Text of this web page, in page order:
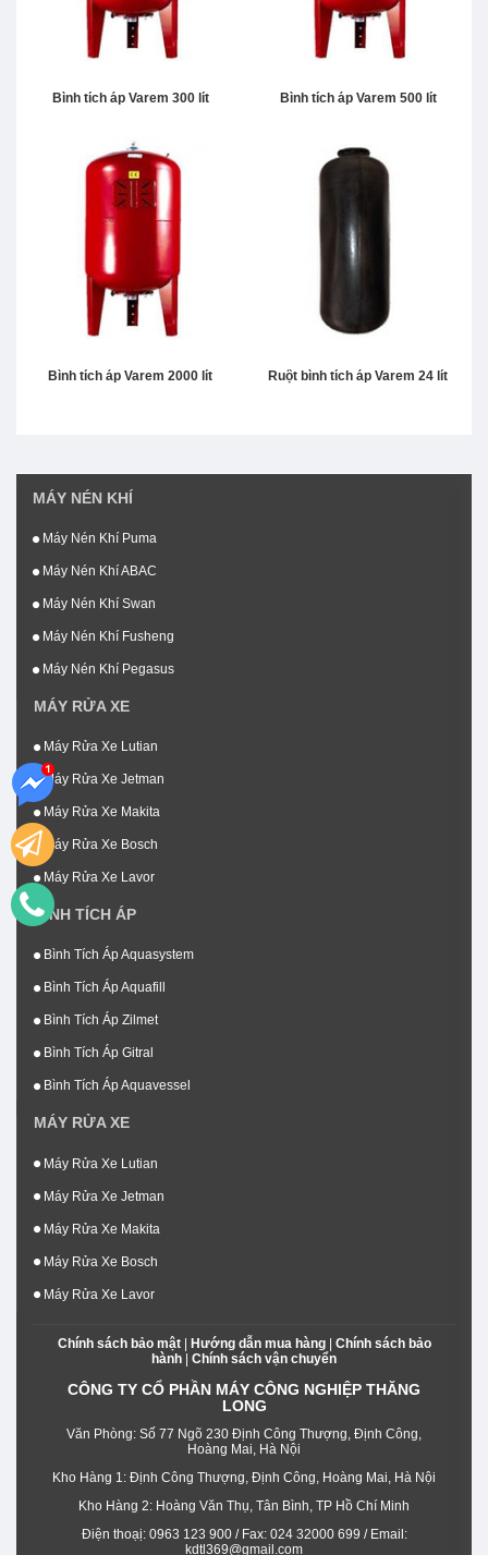
Bình tích áp Varem 300 lít Bình tích áp Varem 500 lít
Bình tích áp Varem 2000 lít Ruột bình tích áp Varem 24 lít
MÁY NÉN KHÍ
Máy Nén Khí Puma
Máy Nén Khí ABAC
Máy Nén Khí Swan
Máy Nén Khí Fusheng
Máy Nén Khí Pegasus
MÁY RỬA XE
Máy Rửa Xe Lutian
Máy Rửa Xe Jetman
Máy Rửa Xe Makita
Máy Rửa Xe Bosch
Máy Rửa Xe Lavor
BÌNH TÍCH ÁP
Bình Tích Áp Aquasystem
Bình Tích Áp Aquafill
Bình Tích Áp Zilmet
Bình Tích Áp Gitral
Bình Tích Áp Aquavessel
MÁY RỬA XE
Máy Rửa Xe Lutian
Máy Rửa Xe Jetman
Máy Rửa Xe Makita
Máy Rửa Xe Bosch
Máy Rửa Xe Lavor
Chính sách bảo mật| Hướng dẫn mua hàng| Chính sách bảo
hành | Chính sách vận chuyển
CÔNG TY CỔ PHẦN MÁY CÔNG NGHIỆP THĂNG
LONG
Văn Phòng: Số 77 Ngõ 230 Định Công Thượng, Định Công,
Hoàng Mai, Hà Nội
Kho Hàng 1: Định Công Thượng, Định Công, Hoàng Mai, Hà Nội
Kho Hàng 2: Hoàng Văn Thụ, Tân Bình, TP Hồ Chí Minh
Điện thoạị: 0963 123 900 / Fax: 024 32000 699 / Email:
kdtl369@gmail.com